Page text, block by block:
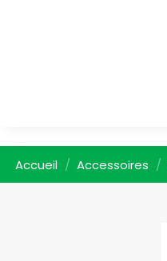
Accueil Accessoires